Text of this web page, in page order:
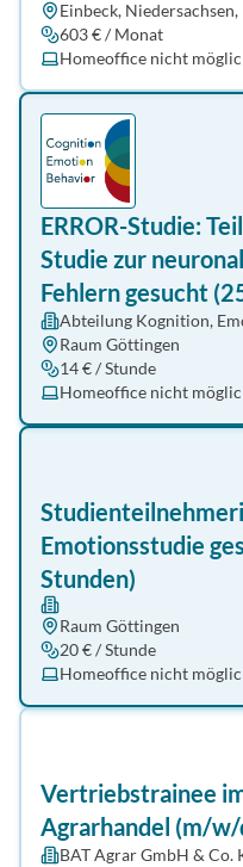
Einbeck,
603 € / Monat
Homeoffice nicht
ERROR-Studie:
Studie zur
Fehlern gesucht
Abteilung Kognition,
Raum Göttingen
14 € / Stunde
Homeoffice nicht
Emotionsstudie
Stunden)
Raum Göttingen
20 € / Stunde
Homeoffice nicht
Vertriebstrainee
Agrarhandel (m/w/
BAT Agrar GmbH & Co.